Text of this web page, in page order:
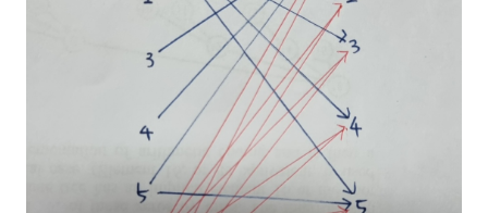
            sum += tmp;
(tmp == 0 || sum >= m || k ==
break
;
        System.out.println(sum);
static void main(String[] args)
Main().solution();